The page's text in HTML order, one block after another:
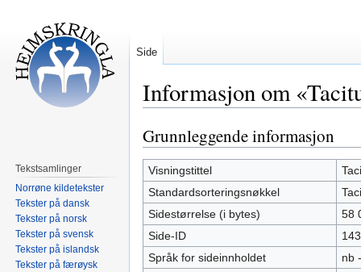
Informasjon om
Hopp
til
navigering
Hopp
til
søk
Grunnleggende informasjon
Visningstittel
Standardsorteringsnøkkel
Sidestørrelse (i bytes)
58
Side-ID
Språk for sideinnholdet
nb
Side
Tekstsamlinger
Norrøne kildetekster
Tekster på dansk
Tekster på norsk
Tekster på svensk
Tekster på islandsk
Tekster på færøysk